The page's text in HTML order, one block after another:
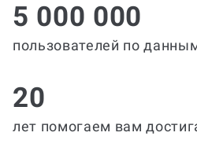
5 000 000
пользователей по
20
лет помогаем вам